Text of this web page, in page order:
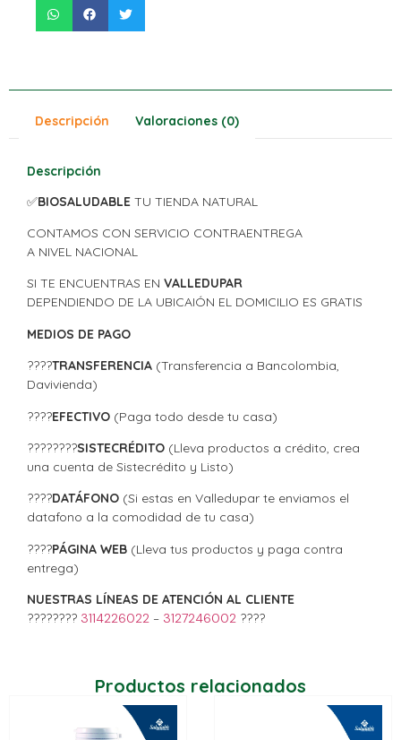
Descripción Valoraciones (0)
Descripción
✅BIOSALUDABLE TU TIENDA NATURAL
CONTAMOS CON SERVICIO CONTRAENTREGA
A NIVEL NACIONAL
SI TE ENCUENTRAS EN VALLEDUPAR
DEPENDIENDO DE LA UBICAIÓN EL DOMICILIO ES GRATIS
MEDIOS DE PAGO
????TRANSFERENCIA (Transferencia a Bancolombia,
Davivienda)
????EFECTIVO (Paga todo desde tu casa)
????????SISTECRÉDITO (Lleva productos a crédito, crea
una cuenta de Sistecrédito y Listo)
????DATÁFONO (Si estas en Valledupar te enviamos el
datafono a la comodidad de tu casa)
????PÁGINA WEB (Lleva tus productos y paga contra
entrega)
NUESTRAS LÍNEAS DE ATENCIÓN AL CLIENTE
???????? 3114226022 – 3127246002 ????
Productos relacionados